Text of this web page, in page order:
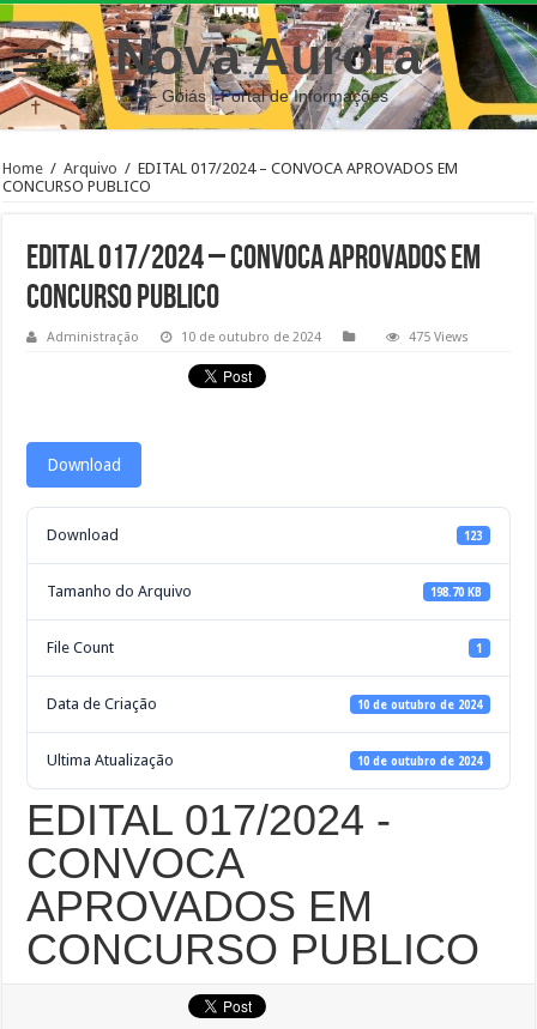
Nova Aurora
– Goiás | Portal de Informações
Home / Arquivo / EDITAL 017/2024 – CONVOCA APROVADOS EM
CONCURSO PUBLICO
EDITAL 017/2024 – CONVOCA APROVADOS EM
CONCURSO PUBLICO
Administração 10 de outubro de 2024 475 Views
Download
Download 123
Tamanho do Arquivo 198.70 KB
File Count 1
Data de Criação 10 de outubro de 2024
Ultima Atualização 10 de outubro de 2024
EDITAL 017/2024 -
CONVOCA
APROVADOS EM
CONCURSO PUBLICO